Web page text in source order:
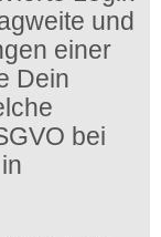
und
einer
Dein
bei